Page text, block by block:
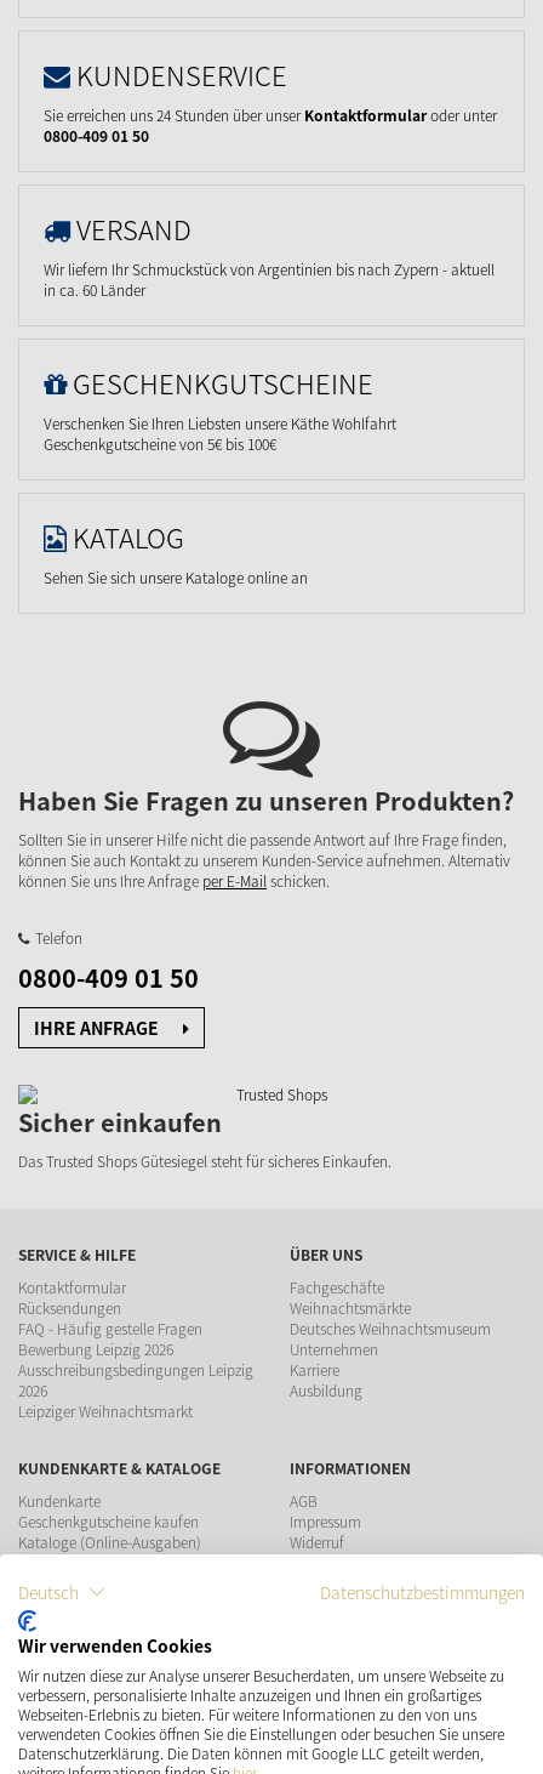
KUNDENSERVICE
Sie erreichen uns 24 Stunden über unserKontaktformularoder unter
0800-409 01 50
VERSAND
Wir liefern Ihr Schmuckstück von Argentinien bis nach Zypern - aktuell
in ca. 60 Länder
GESCHENKGUTSCHEINE
Verschenken Sie Ihren Liebsten unsere Käthe Wohlfahrt
Geschenkgutscheine von 5€ bis 100€
KATALOG
Sehen Sie sich unsere Kataloge online an
Haben Sie Fragen zu unseren Produkten?
Sollten Sie in unserer Hilfe nicht die passende Antwort auf Ihre Frage finden,
können Sie auch Kontakt zu unserem Kunden-Service aufnehmen. Alternativ
können Sie uns Ihre Anfrage per E-Mailschicken.
Telefon
0800-409 01 50
IHRE ANFRAGE
Sicher einkaufen
Das Trusted Shops Gütesiegel steht für sicheres Einkaufen.
SERVICE & HILFE
Kontaktformular
Rücksendungen
FAQ - Häufig gestelle Fragen
Bewerbung Leipzig 2026
Ausschreibungsbedingungen Leipzig
2026
Leipziger Weihnachtsmarkt
ÜBER UNS
Fachgeschäfte
Weihnachtsmärkte
Deutsches Weihnachtsmuseum
Unternehmen
Karriere
Ausbildung
KUNDENKARTE & KATALOGE
Kundenkarte
Geschenkgutscheine kaufen
Kataloge (Online-Ausgaben)
INFORMATIONEN
AGB
Impressum
Widerruf
Teilnahmebedingungen Gewinnspiel
ZAHLUNGSMÖGLICHKEITEN
VERSAND SOCIAL MEDIA
Deutsch Datenschutzbestimmungen
Wir verwenden Cookies
Wir nutzen diese zur Analyse unserer Besucherdaten, um unsere Webseite zu
verbessern, personalisierte Inhalte anzuzeigen und Ihnen ein großartiges
Webseiten-Erlebnis zu bieten. Für weitere Informationen zu den von uns
verwendeten Cookies öffnen Sie die Einstellungen oder besuchen Sie unsere
Datenschutzerklärung. Die Daten können mit Google LLC geteilt werden,